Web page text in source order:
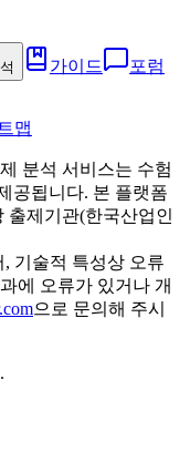
가이드 포럼
맵
분석 서비스는 수험
공됩니다. 본 플랫폼
출제기관(한국산업인
기술적 특성상 오류
에 오류가 있거나 개
으로 문의해 주시